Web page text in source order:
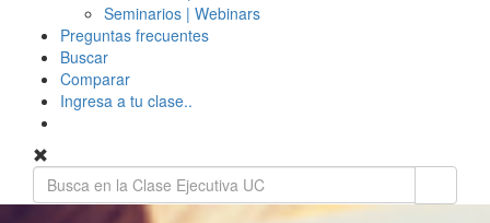
Seminarios | Webinars
Preguntas frecuentes
Buscar
Comparar
Ingresa a tu clase..